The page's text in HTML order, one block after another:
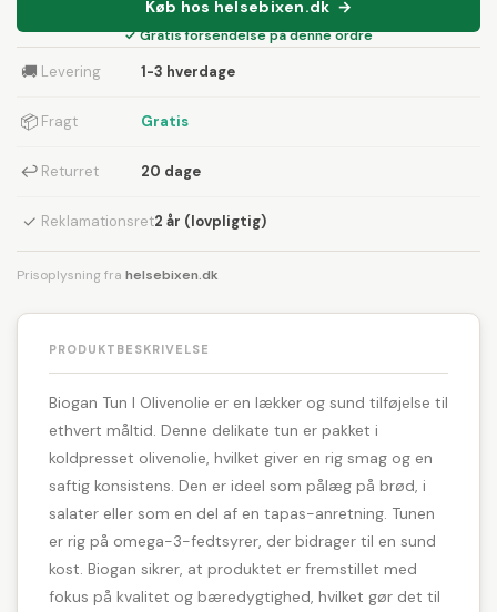
Køb hos helsebixen.dk →
✓ Gratis forsendelse på denne ordre
🚚 Levering 1-3 hverdage
📦 Fragt Gratis
↩ Returret 20 dage
✓ Reklamationsret2 år (lovpligtig)
Prisoplysning fra helsebixen.dk
PRODUKTBESKRIVELSE
Biogan Tun I Olivenolie er en lækker og sund tilføjelse til
ethvert måltid. Denne delikate tun er pakket i
koldpresset olivenolie, hvilket giver en rig smag og en
saftig konsistens. Den er ideel som pålæg på brød, i
salater eller som en del af en tapas-anretning. Tunen
er rig på omega-3-fedtsyrer, der bidrager til en sund
kost. Biogan sikrer, at produktet er fremstillet med
fokus på kvalitet og bæredygtighed, hvilket gør det til